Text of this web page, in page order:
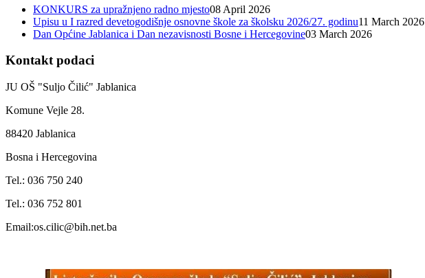
KONKURS za upražnjeno radno mjesto08 April 2026
Upisu u I razred devetogodišnje osnovne škole za školsku 2026/27. godinu11 March 2026
Dan Općine Jablanica i Dan nezavisnosti Bosne i Hercegovine03 March 2026
Kontakt podaci
JU OŠ "Suljo Čilić" Jablanica
Komune Vejle 28.
88420 Jablanica
Bosna i Hercegovina
Tel.: 036 750 240
Tel.: 036 752 801
Email:os.cilic@bih.net.ba